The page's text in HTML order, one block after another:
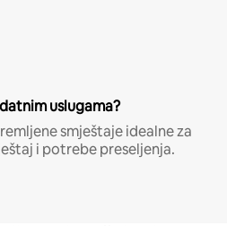
uslugama?
smještaje idealne za
i potrebe preseljenja.